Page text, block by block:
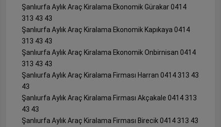
Şanlıurfa Aylık Araç Kiralama Ekonomik Gürakar 0414
313 43 43
Şanlıurfa Aylık Araç Kiralama Ekonomik Kapıkaya 0414
313 43 43
Şanlıurfa Aylık Araç Kiralama Ekonomik Onbirnisan 0414
313 43 43
Şanlıurfa Aylık Araç Kiralama Firması Harran 0414 313 43
43
Şanlıurfa Aylık Araç Kiralama Firması Akçakale 0414 313
43 43
Şanlıurfa Aylık Araç Kiralama Firması Birecik 0414 313 43